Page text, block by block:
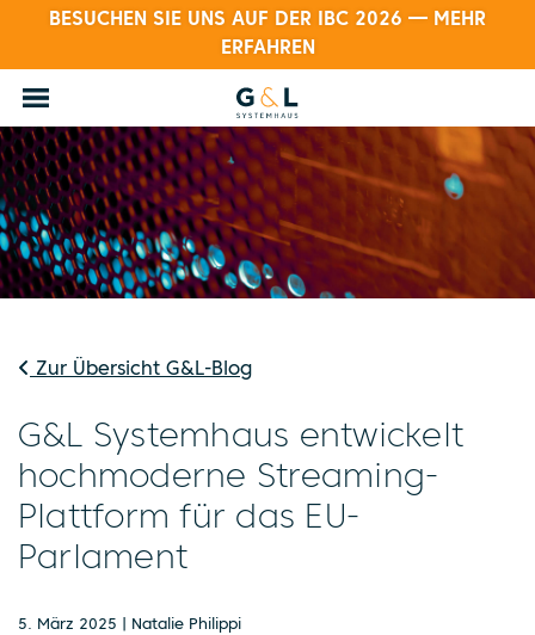
BESUCHEN SIE UNS AUF DER IBC 2026 — MEHR
ERFAHREN
Zur Übersicht G&L-Blog
G&L Systemhaus entwickelt
hochmoderne Streaming-
Plattform für das EU-
Parlament
5. März 2025 | Natalie Philippi